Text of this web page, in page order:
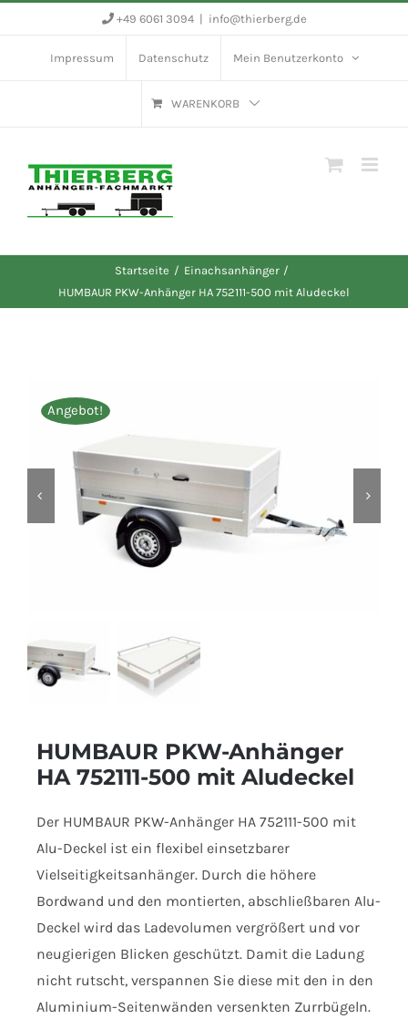
springen
+49 6061 3094 info@thierberg.de
Impressum Datenschutz Mein Benutzerkonto
WARENKORB
Startseite
Einachsanhänger
HUMBAUR PKW-Anhänger HA 752111-500 mit Aludeckel
Angebot!
HUMBAUR PKW-Anhänger
HA 752111-500 mit Aludeckel
Der HUMBAUR PKW-Anhänger HA 752111-500 mit
Alu-Deckel ist ein flexibel einsetzbarer
Vielseitigkeitsanhänger. Durch die höhere
Bordwand und den montierten, abschließbaren Alu-
Deckel wird das Ladevolumen vergrößert und vor
neugierigen Blicken geschützt. Damit die Ladung
nicht rutscht, verspannen Sie diese mit den in den
Aluminium-Seitenwänden versenkten Zurrbügeln.